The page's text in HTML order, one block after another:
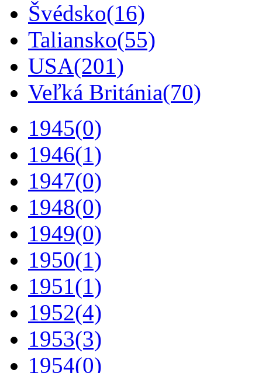
Švédsko(16)
Taliansko(55)
USA(201)
Veľká Británia(70)
1945(0)
1946(1)
1947(0)
1948(0)
1949(0)
1950(1)
1951(1)
1952(4)
1953(3)
1954(0)